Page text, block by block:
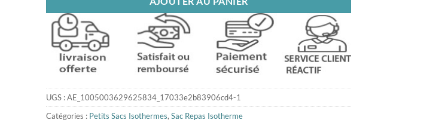
UGS :AE_1005003629625834_17033e2b83906cd4-1
Catégories : Petits Sacs Isothermes, Sac Repas Isotherme